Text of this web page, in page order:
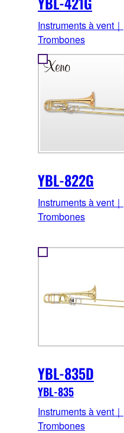
Instruments à vent｜
Trombones
YBL-822G
Instruments à vent｜
Trombones
YBL-835D
YBL-835
Instruments à vent｜
Trombones